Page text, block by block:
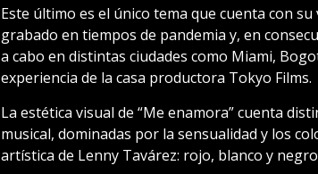
Este último es el único tema que cuenta con
grabado en tiempos de pandemia y, en
a cabo en distintas ciudades como Miami,
experiencia de la casa productora Tokyo Films.
La estética visual de “Me enamora” cuenta
musical, dominadas por la sensualidad y los
artística de Lenny Tavárez: rojo, blanco y